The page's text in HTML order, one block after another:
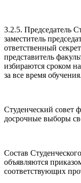
3.2.5. Председатель
заместитель
ответственный
представитель
избираются сроком
за все время обучения.
Студенческий совет
досрочные выборы
Состав
объявляются
соответствующих